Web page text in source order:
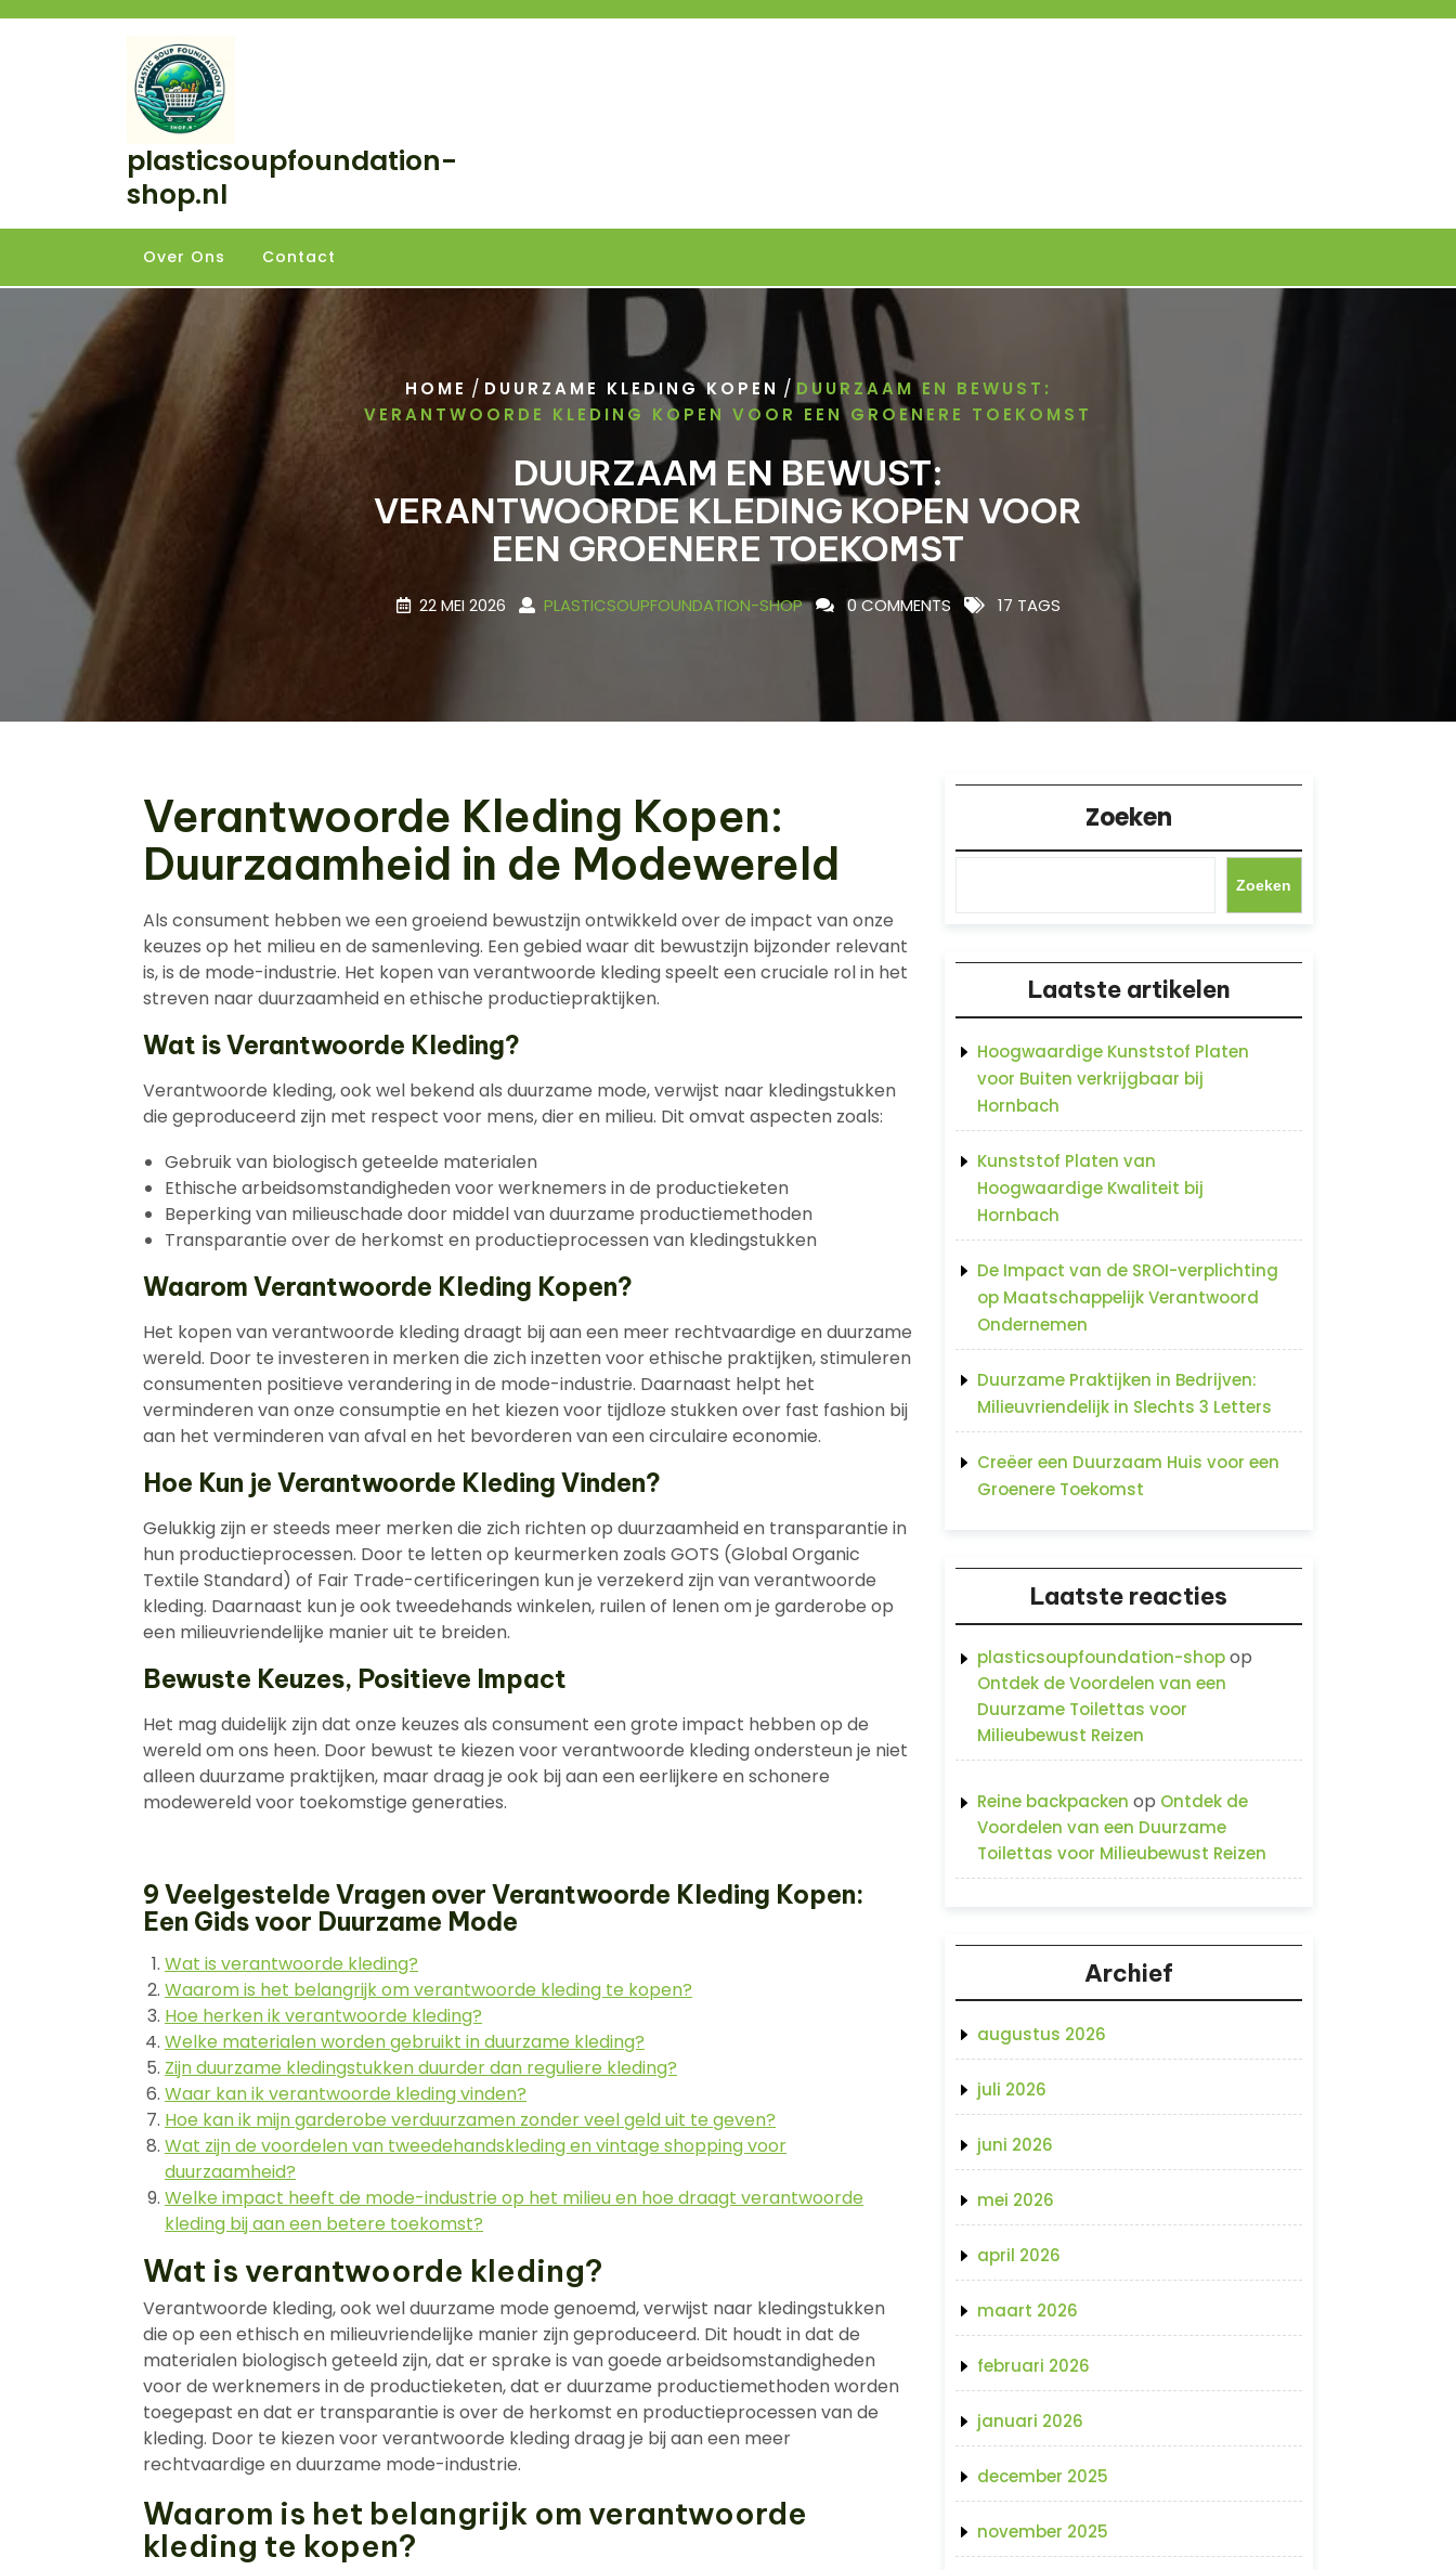
plasticsoupfoundation-
shop.nl
Over Ons Contact
HOME / DUURZAME KLEDING KOPEN / DUURZAAM EN BEWUST:
VERANTWOORDE KLEDING KOPEN VOOR EEN GROENERE TOEKOMST
DUURZAAM EN BEWUST:
VERANTWOORDE KLEDING KOPEN VOOR
EEN GROENERE TOEKOMST
22 MEI 2026 PLASTICSOUPFOUNDATION-SHOP 0 COMMENTS 17 TAGS
Verantwoorde Kleding Kopen:
Duurzaamheid in de Modewereld
Als consument hebben we een groeiend bewustzijn ontwikkeld over de impact van onze
keuzes op het milieu en de samenleving. Een gebied waar dit bewustzijn bijzonder relevant
is, is de mode-industrie. Het kopen van verantwoorde kleding speelt een cruciale rol in het
streven naar duurzaamheid en ethische productiepraktijken.
Wat is Verantwoorde Kleding?
Verantwoorde kleding, ook wel bekend als duurzame mode, verwijst naar kledingstukken
die geproduceerd zijn met respect voor mens, dier en milieu. Dit omvat aspecten zoals:
Gebruik van biologisch geteelde materialen
Ethische arbeidsomstandigheden voor werknemers in de productieketen
Beperking van milieuschade door middel van duurzame productiemethoden
Transparantie over de herkomst en productieprocessen van kledingstukken
Waarom Verantwoorde Kleding Kopen?
Het kopen van verantwoorde kleding draagt bij aan een meer rechtvaardige en duurzame
wereld. Door te investeren in merken die zich inzetten voor ethische praktijken, stimuleren
consumenten positieve verandering in de mode-industrie. Daarnaast helpt het
verminderen van onze consumptie en het kiezen voor tijdloze stukken over fast fashion bij
aan het verminderen van afval en het bevorderen van een circulaire economie.
Hoe Kun je Verantwoorde Kleding Vinden?
Gelukkig zijn er steeds meer merken die zich richten op duurzaamheid en transparantie in
hun productieprocessen. Door te letten op keurmerken zoals GOTS (Global Organic
Textile Standard) of Fair Trade-certificeringen kun je verzekerd zijn van verantwoorde
kleding. Daarnaast kun je ook tweedehands winkelen, ruilen of lenen om je garderobe op
een milieuvriendelijke manier uit te breiden.
Bewuste Keuzes, Positieve Impact
Het mag duidelijk zijn dat onze keuzes als consument een grote impact hebben op de
wereld om ons heen. Door bewust te kiezen voor verantwoorde kleding ondersteun je niet
alleen duurzame praktijken, maar draag je ook bij aan een eerlijkere en schonere
modewereld voor toekomstige generaties.
9 Veelgestelde Vragen over Verantwoorde Kleding Kopen:
Een Gids voor Duurzame Mode
Wat is verantwoorde kleding?
Waarom is het belangrijk om verantwoorde kleding te kopen?
Hoe herken ik verantwoorde kleding?
Welke materialen worden gebruikt in duurzame kleding?
Zijn duurzame kledingstukken duurder dan reguliere kleding?
Waar kan ik verantwoorde kleding vinden?
Hoe kan ik mijn garderobe verduurzamen zonder veel geld uit te geven?
Wat zijn de voordelen van tweedehandskleding en vintage shopping voor
duurzaamheid?
Welke impact heeft de mode-industrie op het milieu en hoe draagt verantwoorde
kleding bij aan een betere toekomst?
Wat is verantwoorde kleding?
Verantwoorde kleding, ook wel duurzame mode genoemd, verwijst naar kledingstukken
die op een ethisch en milieuvriendelijke manier zijn geproduceerd. Dit houdt in dat de
materialen biologisch geteeld zijn, dat er sprake is van goede arbeidsomstandigheden
voor de werknemers in de productieketen, dat er duurzame productiemethoden worden
toegepast en dat er transparantie is over de herkomst en productieprocessen van de
kleding. Door te kiezen voor verantwoorde kleding draag je bij aan een meer
rechtvaardige en duurzame mode-industrie.
Waarom is het belangrijk om verantwoorde
kleding te kopen?
Zoeken
Zoeken
Laatste artikelen
Hoogwaardige Kunststof Platen
voor Buiten verkrijgbaar bij
Hornbach
Kunststof Platen van
Hoogwaardige Kwaliteit bij
Hornbach
De Impact van de SROI-verplichting
op Maatschappelijk Verantwoord
Ondernemen
Duurzame Praktijken in Bedrijven:
Milieuvriendelijk in Slechts 3 Letters
Creëer een Duurzaam Huis voor een
Groenere Toekomst
Laatste reacties
plasticsoupfoundation-shopop
Ontdek de Voordelen van een
Duurzame Toilettas voor
Milieubewust Reizen
Reine backpacken op Ontdek de
Voordelen van een Duurzame
Toilettas voor Milieubewust Reizen
Archief
augustus 2026
juli 2026
juni 2026
mei 2026
april 2026
maart 2026
februari 2026
januari 2026
december 2025
november 2025